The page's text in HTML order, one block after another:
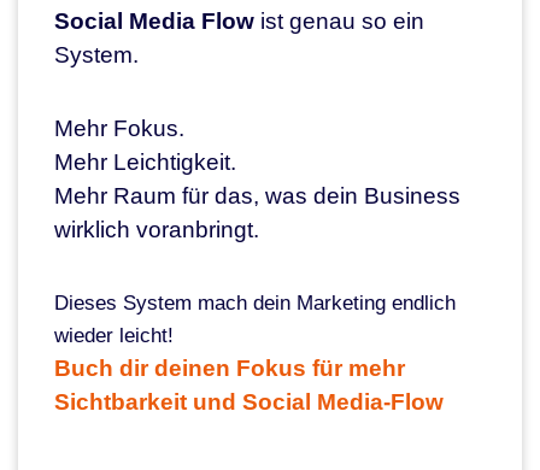
Social Media Flow ist genau so ein
System.
Mehr Fokus.
Mehr Leichtigkeit.
Mehr Raum für das, was dein Business
wirklich voranbringt.
Dieses System mach dein Marketing endlich
wieder leicht!
Buch dir deinen Fokus für mehr
Sichtbarkeit und Social Media-Flow